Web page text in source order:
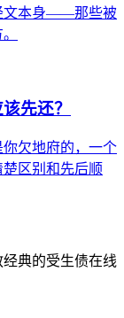
文本身——那些被
先还？
欠地府的，一个
区别和先后顺
典的受生债在线